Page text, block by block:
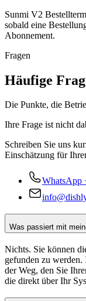
Sunmi V2
sobald eine
Abonnement.
Fragen
Häufige
Die Punkte, die
Ihre Frage ist nicht
Schreiben Sie uns
Einschätzung für
WhatsApp
Was passiert mit
Nichts. Sie können
gefunden zu werden.
der Weg, den Sie
die direkt über Ihr